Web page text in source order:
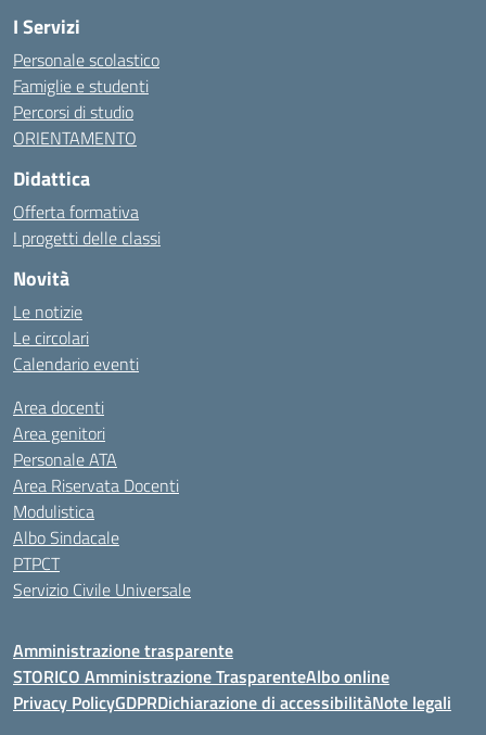
I Servizi
Personale scolastico
Famiglie e studenti
Percorsi di studio
ORIENTAMENTO
Didattica
Offerta formativa
I progetti delle classi
Novità
Le notizie
Le circolari
Calendario eventi
Area docenti
Area genitori
Personale ATA
Area Riservata Docenti
Modulistica
Albo Sindacale
PTPCT
Servizio Civile Universale
Amministrazione trasparente
STORICO Amministrazione TrasparenteAlbo online
Privacy PolicyGDPRDichiarazione di accessibilitàNote legali